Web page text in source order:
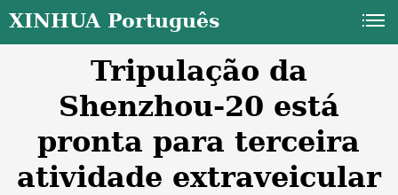
XINHUA Português
Tripulação da
Shenzhou-20 está
pronta para terceira
atividade extraveicular